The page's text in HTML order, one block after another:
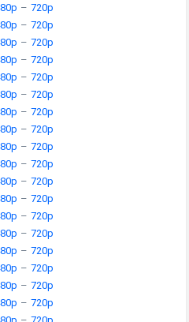
– 720p
– 720p
– 720p
– 720p
– 720p
– 720p
– 720p
– 720p
– 720p
– 720p
– 720p
– 720p
– 720p
– 720p
– 720p
– 720p
– 720p
– 720p